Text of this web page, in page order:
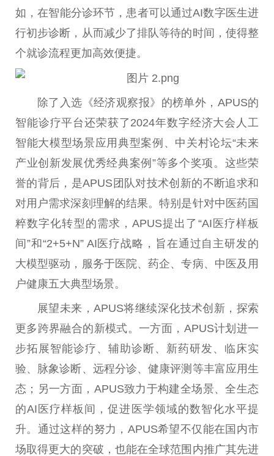
如，在智能分诊环节，患者可以通过AI数字医生进
行初步诊断，从而减少了排队等待的时间，使得整
个就诊流程更加高效便捷。
除了入选《经济观察报》的榜单外，APUS的
智能诊疗平台还荣获了2024年数字经济大会人工
智能大模型场景应用典型案例、中关村论坛“未来
产业创新发展优秀经典案例”等多个奖项。这些荣
誉的背后，是APUS团队对技术创新的不断追求和
对用户需求深刻理解的结果。特别是针对中医药国
粹数字化转型的需求，APUS提出了“AI医疗样板
间”和“2+5+N” AI医疗战略，旨在通过自主研发的
大模型驱动，服务于医院、药企、专病、中医及用
户健康五大典型场景。
展望未来，APUS将继续深化技术创新，探索
更多跨界融合的新模式。一方面，APUS计划进一
步拓展智能诊疗、辅助诊断、新药研发、临床实
验、脉象诊断、远程分诊、健康评测等丰富应用生
态；另一方面，APUS致力于构建全场景、全生态
的AI医疗样板间，促进医学领域的数智化水平提
升。通过这样的努力，APUS希望不仅能在国内市
场取得更大的突破，也能在全球范围内推广其先进